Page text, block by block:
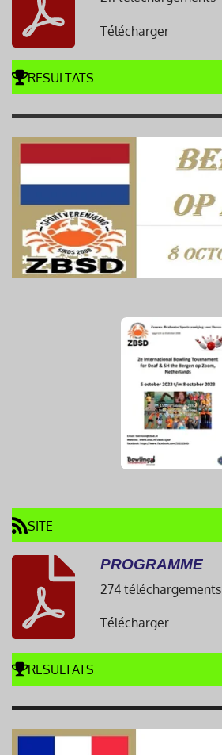
Télécharger
RESULTATS
SITE
PROGRAMME
274 téléchargements
Télécharger
RESULTATS